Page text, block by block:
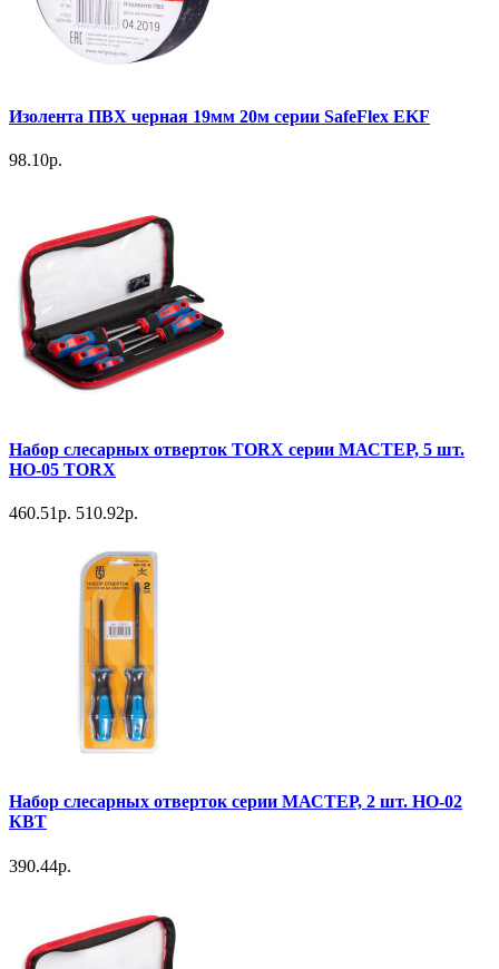
Изолента ПВХ черная 19мм 20м серии SafeFlex EKF
98.10р.
Набор слесарных отверток TORX серии МАСТЕР, 5 шт.
НО-05 TORX
460.51р. 510.92р.
Набор слесарных отверток серии МАСТЕР, 2 шт. НО-02
КВТ
390.44р.